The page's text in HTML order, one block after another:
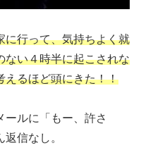
に行って、気持ちよく就
ない４時半に起こされな
えるほど頭にきた！！
ールに「もー、許さ
信なし。